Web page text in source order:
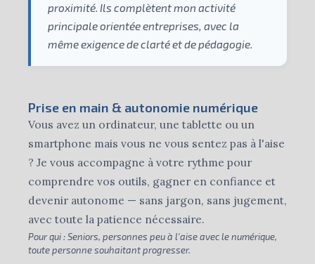
proximité. Ils complètent mon activité
principale orientée entreprises, avec la
même exigence de clarté et de pédagogie.
Prise en main & autonomie numérique
Vous avez un ordinateur, une tablette ou un
smartphone mais vous ne vous sentez pas à l'aise
? Je vous accompagne à votre rythme pour
comprendre vos outils, gagner en confiance et
devenir autonome — sans jargon, sans jugement,
avec toute la patience nécessaire.
Pour qui : Seniors, personnes peu à l'aise avec le numérique,
toute personne souhaitant progresser.